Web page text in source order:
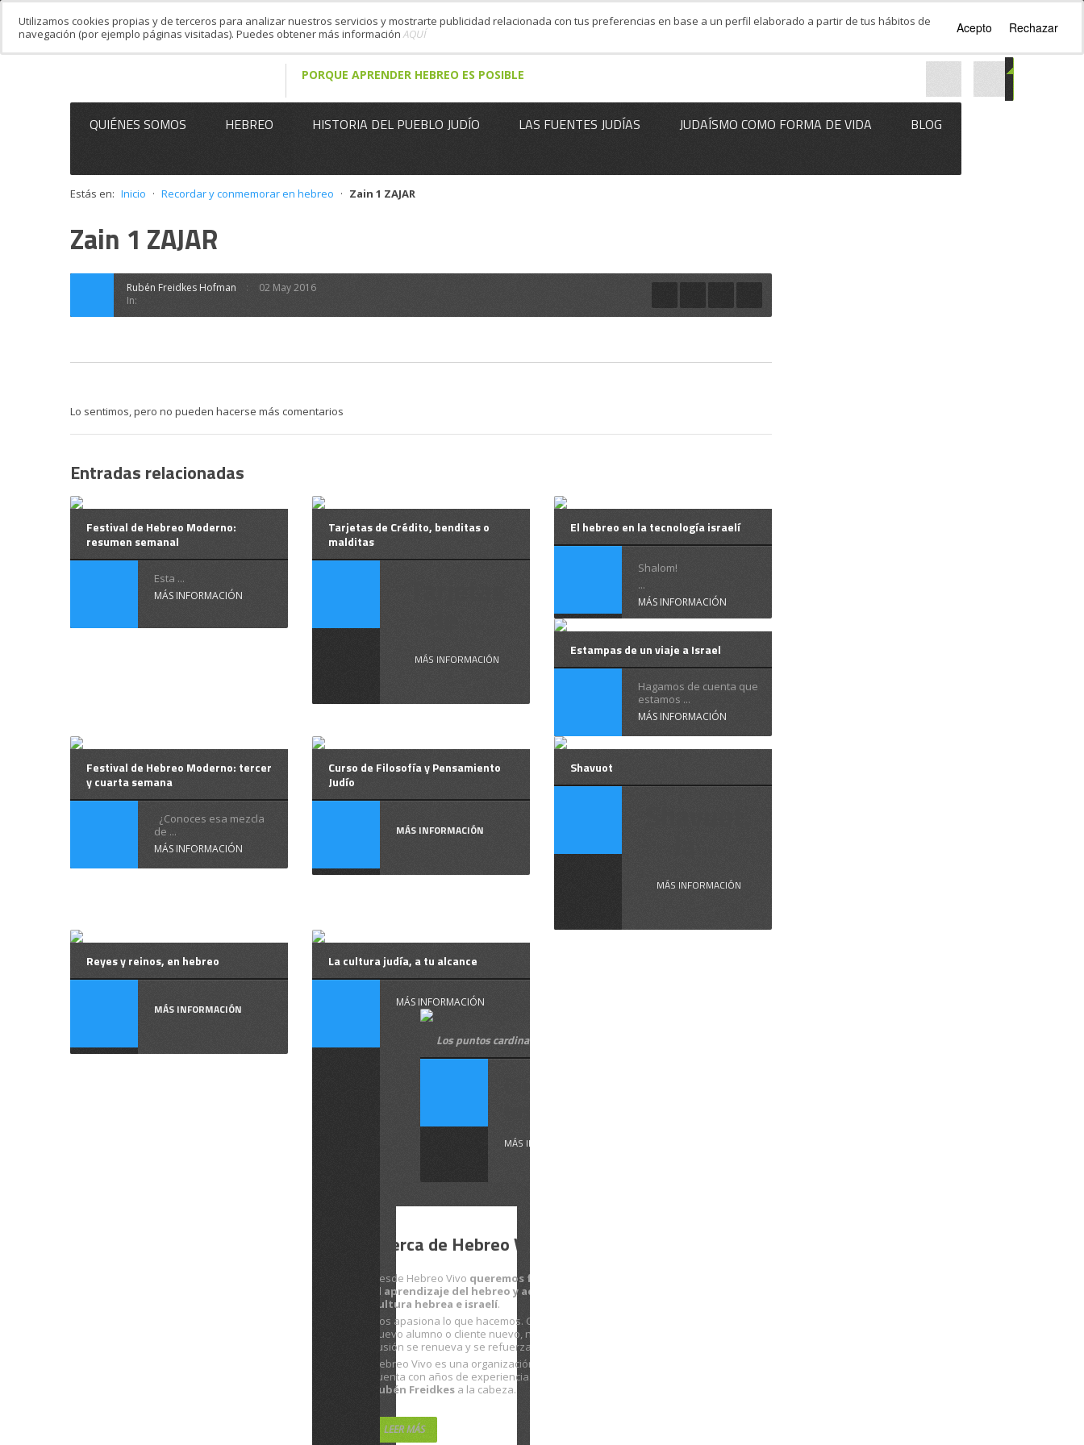
PORQUE APRENDER HEBREO ES POSIBLE
QUIÉNES SOMOS HEBREO HISTORIA DEL PUEBLO JUDÍO LAS FUENTES JUDÍAS JUDAÍSMO COMO FORMA DE VIDA BLOG
Estás en: Inicio · Recordar y conmemorar en hebreo · Zain 1 ZAJAR
Zain 1 ZAJAR
Rubén Freidkes Hofman
02 May 2016
In:
Lo sentimos, pero no pueden hacerse más comentarios
Entradas relacionadas
Festival de Hebreo Moderno:
resumen semanal
Esta ...
MÁS INFORMACIÓN
Tarjetas de Crédito, benditas o
malditas
MÁS INFORMACIÓN
El hebreo en la tecnología israelí
Shalom!
...
MÁS INFORMACIÓN
Estampas de un viaje a Israel
Hagamos de cuenta que
estamos ...
MÁS INFORMACIÓN
Festival de Hebreo Moderno: tercer
y cuarta semana
¿Conoces esa mezcla
de ...
MÁS INFORMACIÓN
Curso de Filosofía y Pensamiento
Judío
MÁS INFORMACIÓN
Shavuot
MÁS INFORMACIÓN
Reyes y reinos, en hebreo
MÁS INFORMACIÓN
La cultura judía, a tu alcance
MÁS INFORMACIÓN
Los puntos cardinales en hebreo
MÁS INFORMACIÓN
Acerca de Hebreo Vivo
Desde Hebreo Vivo queremos facilitarte
el aprendizaje del hebreo y acercarte a la
cultura hebrea e israelí.
Nos apasiona lo que hacemos. Con cada
nuevo alumno o cliente nuevo, nuestra
ilusión se renueva y se refuerza.
Hebreo Vivo es una organización sólida que
cuenta con años de experiencia… con
Rubén Freidkes a la cabeza.
LEER MÁS
Utilizamos cookies propias y de terceros para analizar nuestros servicios y mostrarte publicidad relacionada con tus preferencias en base a un perfil elaborado a partir de tus hábitos de
navegación (por ejemplo páginas visitadas). Puedes obtener más información AQUÍ Acepto Rechazar